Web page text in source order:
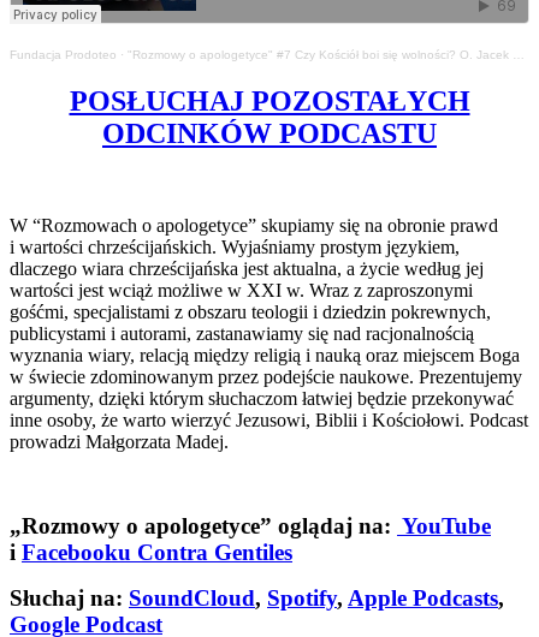
Fundacja Prodoteo · "Rozmowy o apologetyce" #7 Czy Kościół boi się wolności? O. Jacek Gniadek
POSŁUCHAJ POZOSTAŁYCH
ODCINKÓW PODCASTU
W “Rozmowach o apologetyce” skupiamy się na obronie prawd
i wartości chrześcijańskich. Wyjaśniamy prostym językiem,
dlaczego wiara chrześcijańska jest aktualna, a życie według jej
wartości jest wciąż możliwe w XXI w. Wraz z zaproszonymi
gośćmi, specjalistami z obszaru teologii i dziedzin pokrewnych,
publicystami i autorami, zastanawiamy się nad racjonalnością
wyznania wiary, relacją między religią i nauką oraz miejscem Boga
w świecie zdominowanym przez podejście naukowe. Prezentujemy
argumenty, dzięki którym słuchaczom łatwiej będzie przekonywać
inne osoby, że warto wierzyć Jezusowi, Biblii i Kościołowi. Podcast
prowadzi Małgorzata Madej.
„Rozmowy o apologetyce” oglądaj na: YouTube
i Facebooku Contra Gentiles
Słuchaj na: SoundCloud, Spotify, Apple Podcasts,
Google Podcast